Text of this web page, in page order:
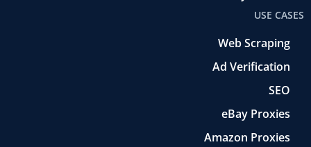
USE CASES
Web Scraping
Ad Verification
SEO
eBay Proxies
Amazon Proxies